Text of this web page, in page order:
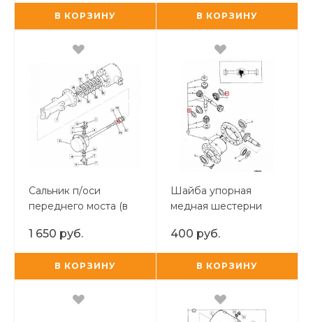
В КОРЗИНУ В КОРЗИНУ
Сальник п/оси
переднего моста (в
1 650 руб.
В КОРЗИНУ
Шайба упорная
медная шестерни
400 руб.
В КОРЗИНУ